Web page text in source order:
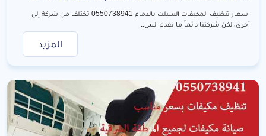
اسعار تنظيف المكيفات السبلت بالدمام 0550738941 تختلف من شركة إلى
أخرى، لكن شركتنا دائماً ما تقدم الس..
المزيد